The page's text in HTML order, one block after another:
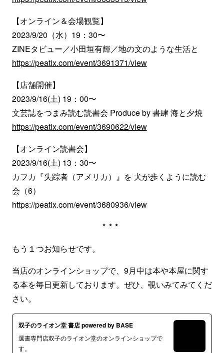
【オンライン＆会場観覧】
2023/9/20（水）19：30〜
ZINEタビュー／小田垣有輝／地の文のような生活と
https://peatix.com/event/3691371/view
【店舗開催】
2023/9/16(土) 19：00〜
文芸誌をつまみ読む読書会 Produce by 書肆 海と夕焼
https://peatix.com/event/3690622/view
【オンライン読書会】
2023/9/16(土) 13：30〜
カフカ『失踪者（アメリカ）』を 犬が歩くように読む
会（6）
https://peatix.com/event/3680936/view
***
もう１つお知らせです。
当店のオンラインショップで、9月中は本や本屋に関す
る本を毎日更新しております。ぜひ、覗いみてみてくだ
さい。
双子のライオン堂 書店 powered by BASE
選書専門店双子のライオン堂のオンラインショップで
す。